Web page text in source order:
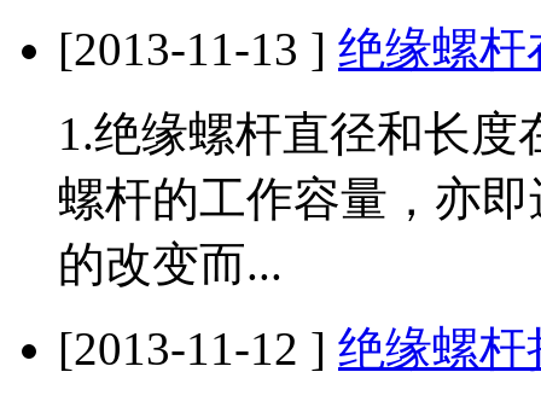
[2013-11-13 ] 绝缘螺杆
1.绝缘螺杆直径和长
螺杆的工作容量，亦
的改变而...
[2013-11-12 ] 绝缘螺杆